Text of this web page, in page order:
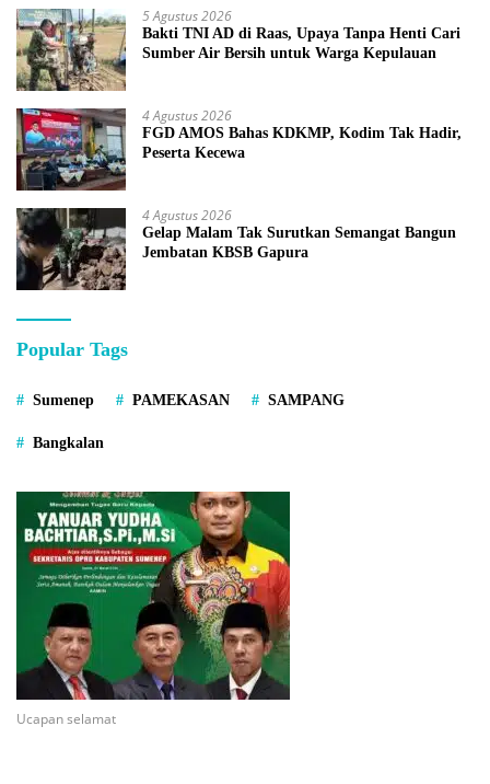
5 Agustus 2026
Bakti TNI AD di Raas, Upaya Tanpa Henti Cari
Sumber Air Bersih untuk Warga Kepulauan
4 Agustus 2026
FGD AMOS Bahas KDKMP, Kodim Tak Hadir,
Peserta Kecewa
4 Agustus 2026
Gelap Malam Tak Surutkan Semangat Bangun
Jembatan KBSB Gapura
Popular Tags
Sumenep PAMEKASAN SAMPANG
Bangkalan
Ucapan selamat